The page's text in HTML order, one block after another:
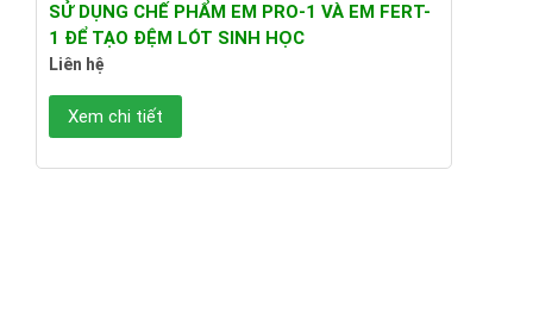
SỬ DỤNG CHẾ PHẨM EM PRO-1 VÀ EM FERT-
1 ĐỂ TẠO ĐỆM LÓT SINH HỌC
Liên hệ
Xem chi tiết